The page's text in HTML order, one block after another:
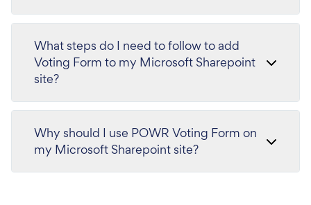
What steps do I need to follow to add
Voting Form to my Microsoft Sharepoint
site?
Why should I use POWR Voting Form on
my Microsoft Sharepoint site?